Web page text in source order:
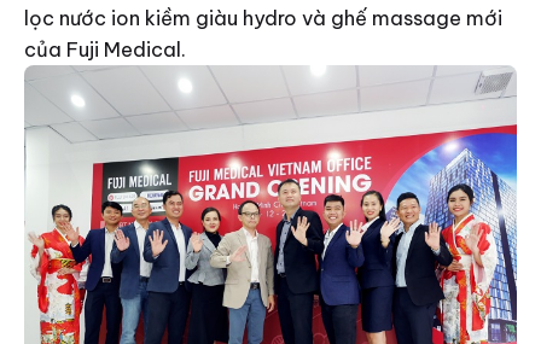
lọc nước ion kiềm giàu hydro và ghế massage mới
của Fuji Medical.